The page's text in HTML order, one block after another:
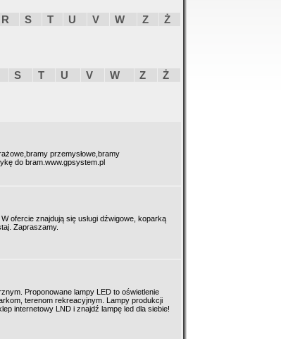
R S T U V W Z Ż
S T U V W Z Ż
przemysłowe,bramy
do bram.www.gpsystem.pl
ofercie znajdują się usługi dźwigowe, koparką
Zapraszamy.
Proponowane lampy LED to oświetlenie
terenom rekreacyjnym. Lampy produkcji
internetowy LND i znajdź lampę led dla siebie!